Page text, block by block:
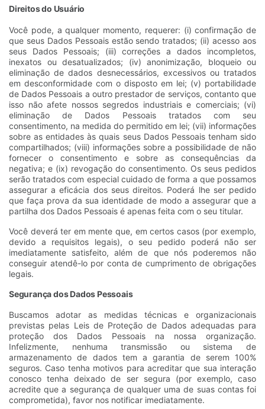
Direitos do Usuário
Você pode, a qualquer momento, requerer: (i) confirmação de
que seus Dados Pessoais estão sendo tratados; (ii) acesso aos
seus Dados Pessoais; (iii) correções a dados incompletos,
inexatos ou desatualizados; (iv) anonimização, bloqueio ou
eliminação de dados desnecessários, excessivos ou tratados
em desconformidade com o disposto em lei; (v) portabilidade
de Dados Pessoais a outro prestador de serviços, contanto que
isso não afete nossos segredos industriais e comerciais; (vi)
eliminação de Dados Pessoais tratados com seu
consentimento, na medida do permitido em lei; (vii) informações
sobre as entidades às quais seus Dados Pessoais tenham sido
compartilhados; (viii) informações sobre a possibilidade de não
fornecer o consentimento e sobre as consequências da
negativa; e (ix) revogação do consentimento. Os seus pedidos
serão tratados com especial cuidado de forma a que possamos
assegurar a eficácia dos seus direitos. Poderá lhe ser pedido
que faça prova da sua identidade de modo a assegurar que a
partilha dos Dados Pessoais é apenas feita com o seu titular.
Você deverá ter em mente que, em certos casos (por exemplo,
devido a requisitos legais), o seu pedido poderá não ser
imediatamente satisfeito, além de que nós poderemos não
conseguir atendê-lo por conta de cumprimento de obrigações
legais.
Segurança dos Dados Pessoais
Buscamos adotar as medidas técnicas e organizacionais
previstas pelas Leis de Proteção de Dados adequadas para
proteção dos Dados Pessoais na nossa organização.
Infelizmente, nenhuma transmissão ou sistema de
armazenamento de dados tem a garantia de serem 100%
seguros. Caso tenha motivos para acreditar que sua interação
conosco tenha deixado de ser segura (por exemplo, caso
acredite que a segurança de qualquer uma de suas contas foi
comprometida), favor nos notificar imediatamente.